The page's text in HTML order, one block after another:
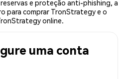
e proteção anti-phishing, a
para comprar TronStrategy e o
online.
uma conta